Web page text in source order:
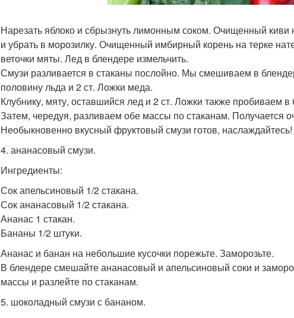
Нарезать яблоко и сбрызнуть лимонным соком. Очищенный киви
и убрать в морозилку. Очищенный имбирный корень на терке
веточки мяты. Лед в блендере измельчить.
Смузи разливается в стаканы послойно. Мы смешиваем в
половину льда и 2 ст. Ложки меда.
Клубнику, мяту, оставшийся лед и 2 ст. Ложки также пробиваем в
Затем, чередуя, разливаем обе массы по стаканам. Получается
Необыкновенно вкусный фруктовый смузи готов, наслаждайтесь!
4. ананасовый смузи.
Ингредиенты:
Сок апельсиновый 1/2 стакана.
Сок ананасовый 1/2 стакана.
Ананас 1 стакан.
Бананы 1/2 штуки.
Ананас и банан на небольшие кусочки порежьте. Заморозьте.
В блендере смешайте ананасовый и апельсиновый соки и
массы и разлейте по стаканам.
5. шоколадный смузи с бананом.